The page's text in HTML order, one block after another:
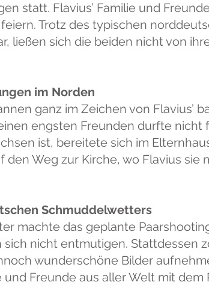
statt. Flavius’ Familie und
Trotz des typischen
ließen sich die beiden nicht von
im Norden
ganz im Zeichen von Flavius’
engsten Freunden durfte nicht
ist, bereitete sich im
den Weg zur Kirche, wo Flavius sie
Schmuddelwetters
machte das geplante
nicht entmutigen. Stattdessen
wunderschöne Bilder
Freunde aus aller Welt mit dem